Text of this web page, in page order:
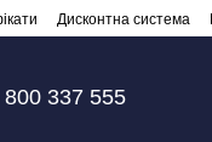
Дисконтна система
800 337 555